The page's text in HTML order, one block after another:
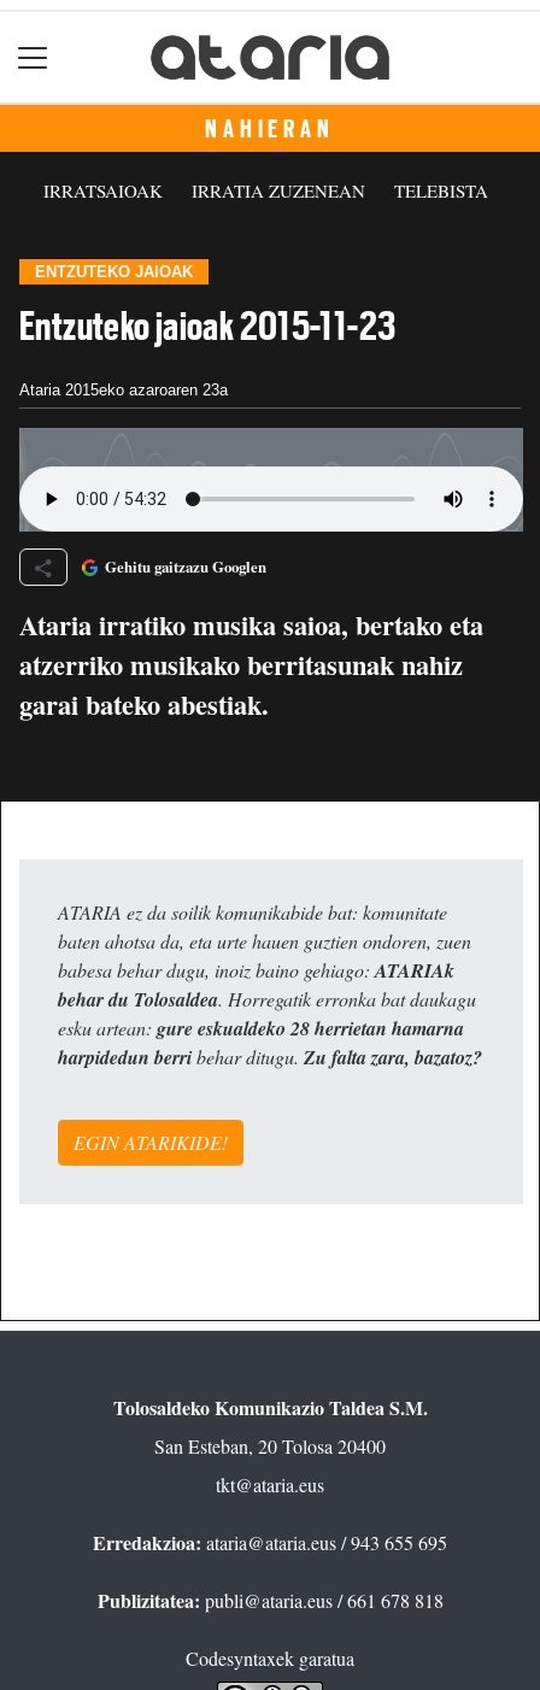
NAHIERAN
IRRATSAIOAK IRRATIA ZUZENEAN TELEBISTA
ENTZUTEKO JAIOAK
Entzuteko jaioak 2015-11-23
Ataria 2015eko azaroaren 23a
Gehitu gaitzazu Googlen
Ataria irratiko musika saioa, bertako eta
atzerriko musikako berritasunak nahiz
garai bateko abestiak.
ATARIA ez da soilik komunikabide bat: komunitate
baten ahotsa da, eta urte hauen guztien ondoren, zuen
babesa behar dugu, inoiz baino gehiago:ATARIAk
behar du Tolosaldea. Horregatik erronka bat daukagu
esku artean: gure eskualdeko 28 herrietan hamarna
harpidedun berribehar ditugu. Zu falta zara, bazatoz?
EGIN ATARIKIDE!
Tolosaldeko Komunikazio Taldea S.M.
San Esteban, 20 Tolosa 20400
tkt@ataria.eus
Erredakzioa: ataria@ataria.eus/ 943 655 695
Publizitatea: publi@ataria.eus/ 661 678 818
Codesyntaxek garatua